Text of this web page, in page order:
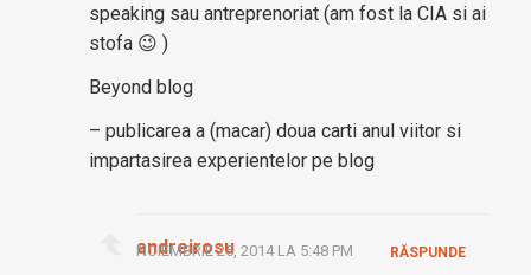
speaking sau antreprenoriat (am fost la CIA si ai
stofa 😉 )
Beyond blog
– publicarea a (macar) doua carti anul viitor si
impartasirea experientelor pe blog
andreirosu
NOIEMBRIE 25, 2014 LA 5:48 PM RĂSPUNDE